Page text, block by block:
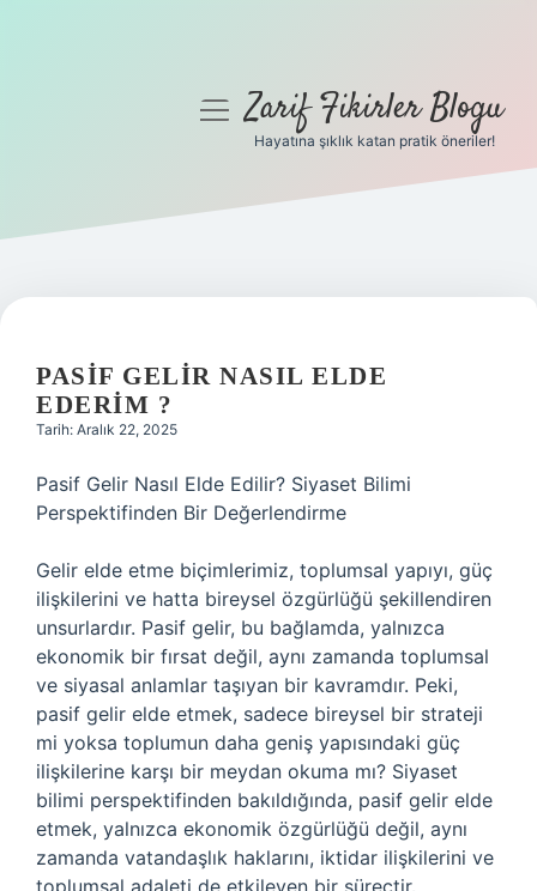
Gizlilik Politikası
Yasal Uyarı
menüyüZarif Fikirler Blogu
Hayatına şıklık katan pratik öneriler!
PASIF GELIR NASIL ELDE
EDERIM ?
Tarih: Aralık 22, 2025
Pasif Gelir Nasıl Elde Edilir? Siyaset Bilimi
Perspektifinden Bir Değerlendirme
Gelir elde etme biçimlerimiz, toplumsal yapıyı, güç
ilişkilerini ve hatta bireysel özgürlüğü şekillendiren
unsurlardır. Pasif gelir, bu bağlamda, yalnızca
ekonomik bir fırsat değil, aynı zamanda toplumsal
ve siyasal anlamlar taşıyan bir kavramdır. Peki,
pasif gelir elde etmek, sadece bireysel bir strateji
mi yoksa toplumun daha geniş yapısındaki güç
ilişkilerine karşı bir meydan okuma mı? Siyaset
bilimi perspektifinden bakıldığında, pasif gelir elde
etmek, yalnızca ekonomik özgürlüğü değil, aynı
zamanda vatandaşlık haklarını, iktidar ilişkilerini ve
toplumsal adaleti de etkileyen bir süreçtir.